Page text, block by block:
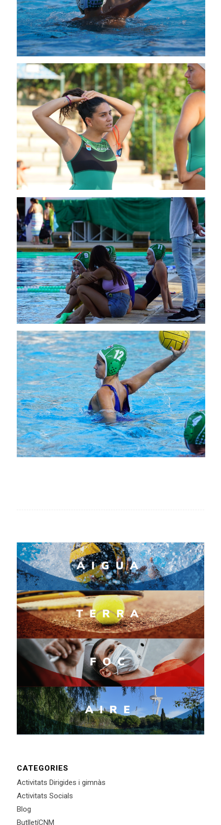
CATEGORIES
Activitats Dirigides i gimnàs
Activitats Socials
Blog
ButlletíCNM